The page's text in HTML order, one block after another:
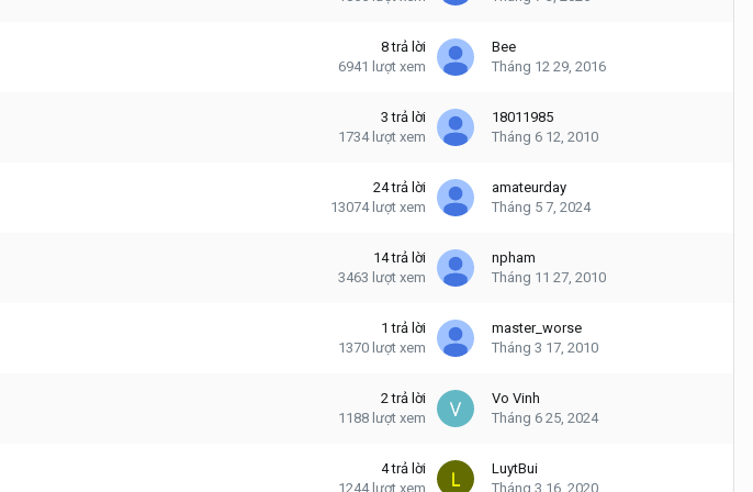
8 trả lời
6941 lượt xem
Bee
Tháng 12 29, 2016
3 trả lời
1734 lượt xem
18011985
Tháng 6 12, 2010
24 trả lời
13074 lượt xem
amateurday
Tháng 5 7, 2024
14 trả lời
3463 lượt xem
npham
Tháng 11 27, 2010
1 trả lời
1370 lượt xem
master_worse
Tháng 3 17, 2010
2 trả lời
1188 lượt xem
Vo Vinh
Tháng 6 25, 2024
4 trả lời
1244 lượt xem
LuytBui
Tháng 3 16, 2020